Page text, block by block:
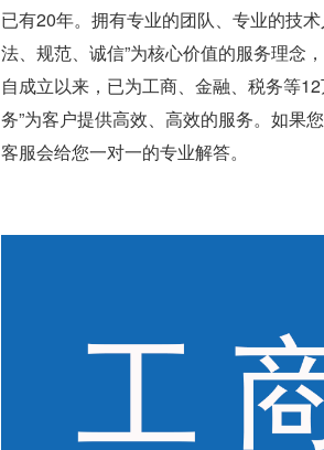
已有20年。拥有专业的团队、专业的技
法、规范、诚信”为核心价值的服务理念
自成立以来，已为工商、金融、税务等
务”为客户提供高效、高效的服务。如果
客服会给您一对一的专业解答。